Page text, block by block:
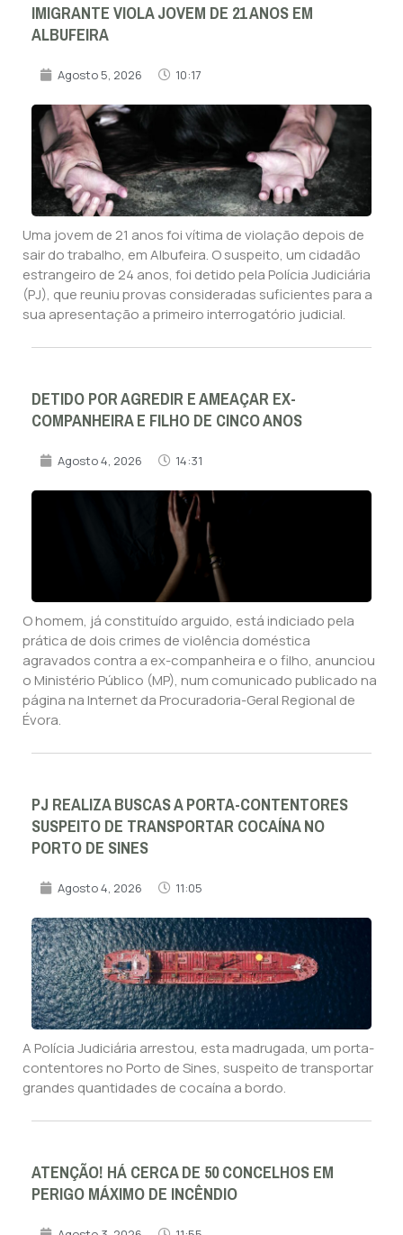
IMIGRANTE VIOLA JOVEM DE 21 ANOS EM
ALBUFEIRA
Agosto 5, 2026 10:17
Uma jovem de 21 anos foi vítima de violação depois de
sair do trabalho, em Albufeira. O suspeito, um cidadão
estrangeiro de 24 anos, foi detido pela Polícia Judiciária
(PJ), que reuniu provas consideradas suficientes para a
sua apresentação a primeiro interrogatório judicial.
DETIDO POR AGREDIR E AMEAÇAR EX-
COMPANHEIRA E FILHO DE CINCO ANOS
Agosto 4, 2026 14:31
O homem, já constituído arguido, está indiciado pela
prática de dois crimes de violência doméstica
agravados contra a ex-companheira e o filho, anunciou
o Ministério Público (MP), num comunicado publicado na
página na Internet da Procuradoria-Geral Regional de
Évora.
PJ REALIZA BUSCAS A PORTA-CONTENTORES
SUSPEITO DE TRANSPORTAR COCAÍNA NO
PORTO DE SINES
Agosto 4, 2026 11:05
A Polícia Judiciária arrestou, esta madrugada, um porta-
contentores no Porto de Sines, suspeito de transportar
grandes quantidades de cocaína a bordo.
ATENÇÃO! HÁ CERCA DE 50 CONCELHOS EM
PERIGO MÁXIMO DE INCÊNDIO